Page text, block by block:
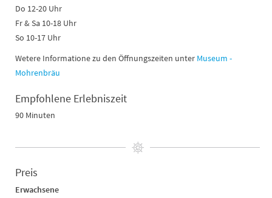
Do 12-20 Uhr
Fr & Sa 10-18 Uhr
So 10-17 Uhr
Wetere Informatione zu den Öffnungszeiten unter Museum -
Mohrenbräu
Empfohlene Erlebniszeit
90 Minuten
Preis
Erwachsene